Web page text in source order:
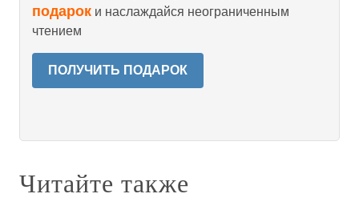
подарок и наслаждайся неограниченным
чтением
ПОЛУЧИТЬ ПОДАРОК
Читайте также